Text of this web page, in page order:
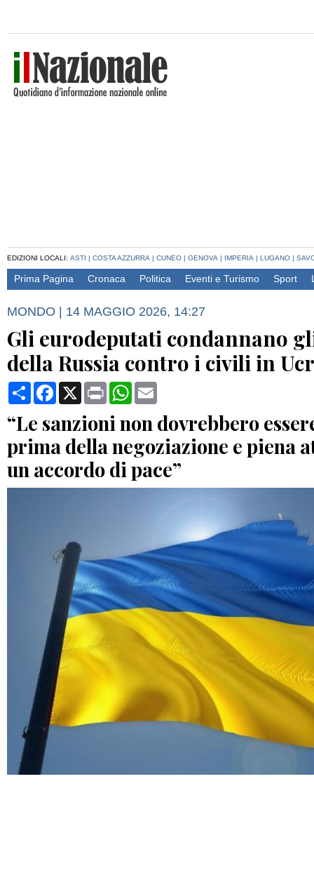
EDIZIONI LOCALI: ASTI | COSTA AZZURRA | CUNEO | GENOVA | IMPERIA | LUGANO |
Prima Pagina Cronaca Politica Eventi e Turismo Sport
MONDO | 14 MAGGIO 2026, 14:27
Gli eurodeputati condannano
della Russia contro i civili in
CondividiFacebook
X Print WhatsApp
“Le sanzioni non dovrebbero
prima della negoziazione e piena
un accordo di pace”